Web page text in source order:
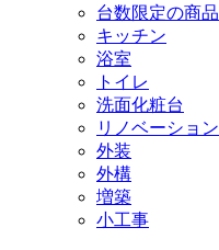
台数限定の商品
キッチン
浴室
トイレ
洗面化粧台
リノベーション
外装
外構
増築
小工事